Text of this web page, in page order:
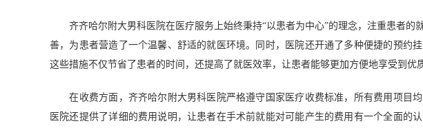
齐齐哈尔附大男科医院在医疗服务上始终秉持“以患者为中心”的理念，注重患者的
善，为患者营造了一个温馨、舒适的就医环境。同时，医院还开通了多种便捷的预约
这些措施不仅节省了患者的时间，还提高了就医效率，让患者能够更加方便地享受到优
在收费方面，齐齐哈尔附大男科医院严格遵守国家医疗收费标准，所有费用项目均
医院还提供了详细的费用说明，让患者在手术前就能对可能产生的费用有一个全面的